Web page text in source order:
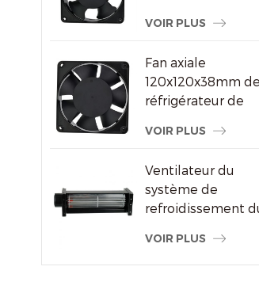
courant alternatif
de machine à
souder
VOIR PLUS
Fan axiale
120x120x38mm de
réfrigérateur de
de haute
VOIR PLUS
Ventilateur du
système de
refroidissement
transversal du
moteur
VOIR PLUS